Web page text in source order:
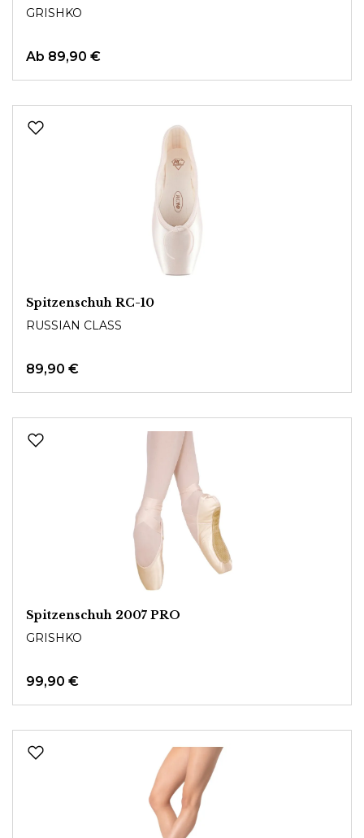
GRISHKO
Ab 89,90 €
Spitzenschuh RC-10
RUSSIAN CLASS
89,90 €
Spitzenschuh 2007 PRO
GRISHKO
99,90 €